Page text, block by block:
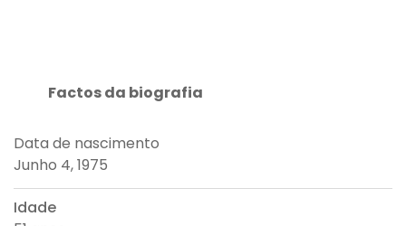
Factos da biografia
Data de nascimento
Junho 4, 1975
Idade